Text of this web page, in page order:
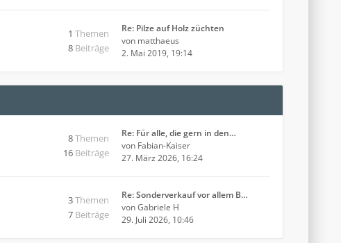
1 Themen
8 Beiträge
Re: Pilze auf Holz züchten
von matthaeus
2. Mai 2019, 19:14
8Themen
16 Beiträge
Re: Für alle, die gern in den…
von Fabian-Kaiser
27. März 2026, 16:24
3Themen
7 Beiträge
Re: Sonderverkauf vor allem B…
vonGabriele H
29. Juli 2026, 10:46